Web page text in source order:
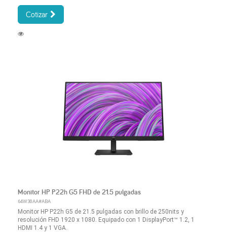
Cotizar
Monitor HP P22h G5 FHD de 21.5 pulgadas
64W30AA#ABA
Monitor HP P22h G5 de 21.5 pulgadas con brillo de 250nits y
resolución FHD 1920 x 1080. Equipado con 1 DisplayPort™ 1.2, 1
HDMI 1.4 y 1 VGA.